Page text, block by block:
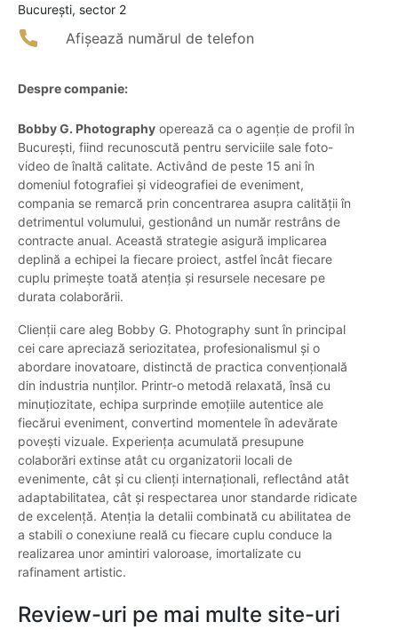
Bucureşti, sector 2
Afișează numărul de telefon
Despre companie:
Bobby G. Photography operează ca o agenție de profil în
București, fiind recunoscută pentru serviciile sale foto-
video de înaltă calitate. Activând de peste 15 ani în
domeniul fotografiei și videografiei de eveniment,
compania se remarcă prin concentrarea asupra calității în
detrimentul volumului, gestionând un număr restrâns de
contracte anual. Această strategie asigură implicarea
deplină a echipei la fiecare proiect, astfel încât fiecare
cuplu primește toată atenția și resursele necesare pe
durata colaborării.
Clienții care aleg Bobby G. Photography sunt în principal
cei care apreciază seriozitatea, profesionalismul și o
abordare inovatoare, distinctă de practica convențională
din industria nunților. Printr-o metodă relaxată, însă cu
minuțiozitate, echipa surprinde emoțiile autentice ale
fiecărui eveniment, convertind momentele în adevărate
povești vizuale. Experiența acumulată presupune
colaborări extinse atât cu organizatorii locali de
evenimente, cât și cu clienți internaționali, reflectând atât
adaptabilitatea, cât și respectarea unor standarde ridicate
de excelență. Atenția la detalii combinată cu abilitatea de
a stabili o conexiune reală cu fiecare cuplu conduce la
realizarea unor amintiri valoroase, imortalizate cu
rafinament artistic.
Review-uri pe mai multe site-uri